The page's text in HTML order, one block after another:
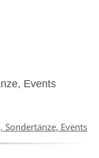
Events
Events